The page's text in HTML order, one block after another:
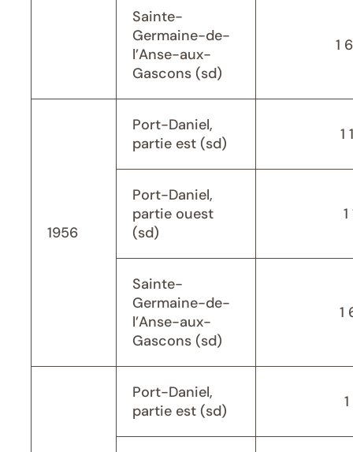
Sainte-
Germaine-de-
l’Anse-aux-
Gascons (sd)
1
1956
Port-Daniel,
partie est (sd)
1
Port-Daniel,
partie ouest
(sd)
1
Sainte-
Germaine-de-
l’Anse-aux-
Gascons (sd)
1
Port-Daniel,
partie est (sd)